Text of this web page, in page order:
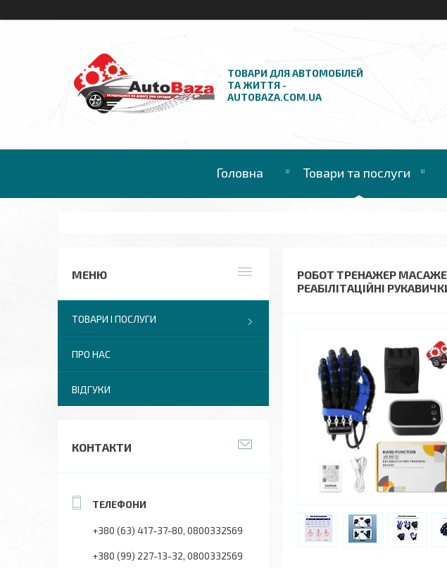
ТОВАРИ ДЛЯ АВТОМОБІЛЕЙ
ТА ЖИТТЯ -
AUTOBAZA.COM.UA
Головна Товари та послуги
РОБОТ ТРЕНАЖЕР МАСАЖЕР
РЕАБІЛІТАЦІЙНІ
ТОВАРИ І ПОСЛУГИ
ПРО НАС
ВІДГУКИ
КОНТАКТИ
+380 (63) 417-37-80 0800332569
+380 (99) 227-13-32 0800332569